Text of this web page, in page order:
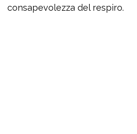
consapevolezza del respiro.